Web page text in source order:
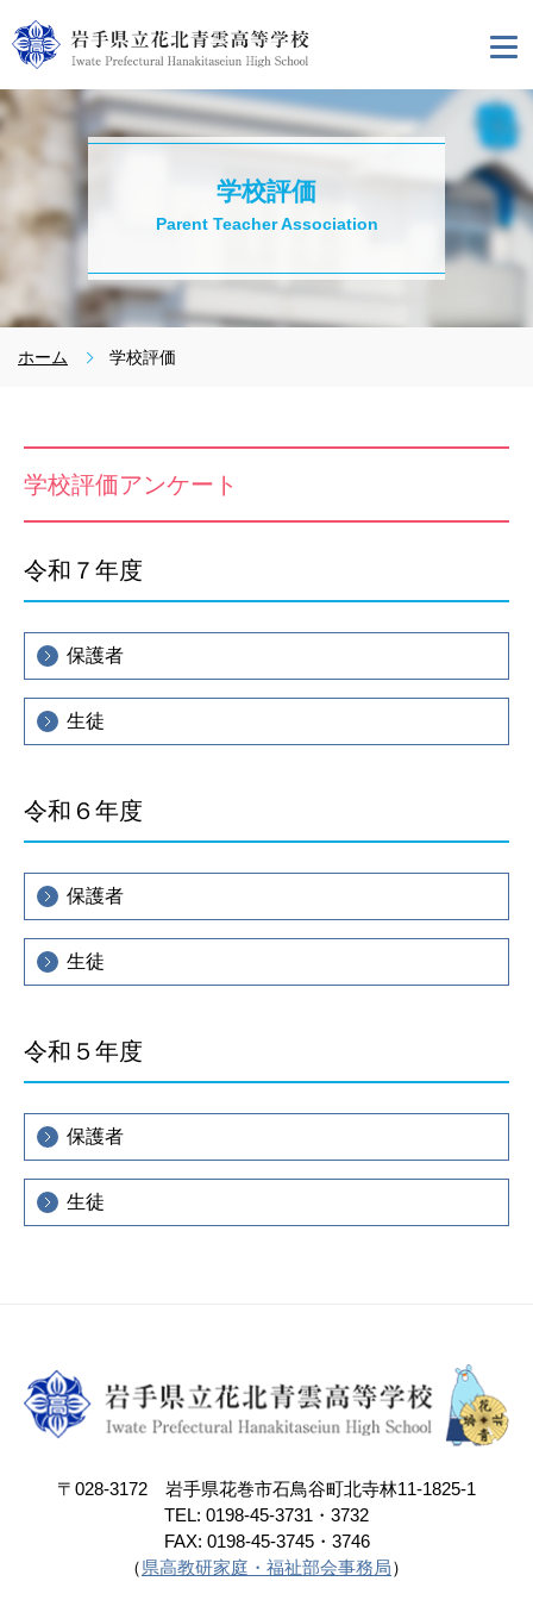
学校評価
Parent Teacher Association
ホーム 学校評価
学校評価アンケート
令和７年度
保護者
生徒
令和６年度
保護者
生徒
令和５年度
保護者
生徒
〒028-3172 岩手県花巻市石鳥谷町北寺林11-1825-1
TEL: 0198-45-3731・3732
FAX: 0198-45-3745・3746
（県高教研家庭・福祉部会事務局）